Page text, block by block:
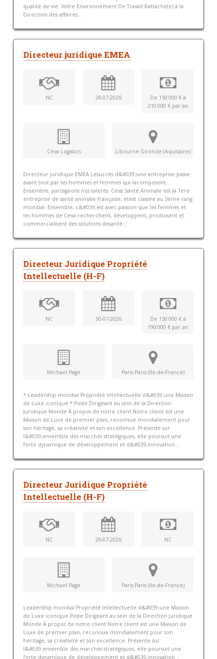
qualité de vie. Votre Environnement De Travail Rattaché(e) à la
Direction des affaires...
Directeur juridique EMEA
NC 28-07-2026
De 150 000 € à
210 000 € par an
Ceva Logistics Libourne Gironde (Aquitaine)
Directeur juridique EMEA Lesuccès d&#039;une entreprise passe
avant tout par les hommes et femmes qui lacomposent...
Ensemble, partageons nos talents. Ceva Santé Animale est la 1ère
entreprise de santé animale française, etest classée au 5ème rang
mondial. Ensemble, c&#039;est avec passion que les femmes et
les hommes de Ceva recherchent, développent, produisent et
commercialisent des solutions desanté...
Directeur Juridique Propriété
Intellectuelle (H-F)
NC 30-07-2026
De 150 000 € à
190 000 € par an
Michael Page Paris Paris (Ile-de-France)
* Leadership mondial Propriété Intellectuelle d&#039;une Maison
de Luxe iconique * Poste Dirigeant au sein de la Direction
Juridique Monde À propos de notre client Notre client est une
Maison de Luxe de premier plan, reconnue mondialement pour
son héritage, sa créativité et son excellence. Présente sur
l&#039;ensemble des marchés stratégiques, elle poursuit une
forte dynamique de développement et d&#039;innovation...
Directeur Juridique Propriété
Intellectuelle (H-F)
NC 29-07-2026 NC
Michael Page Paris Paris (Ile-de-France)
Leadership mondial Propriété Intellectuelle d&#039;une Maison
de Luxe iconique Poste Dirigeant au sein de la Direction Juridique
Monde À propos de notre client Notre client est une Maison de
Luxe de premier plan, reconnue mondialement pour son
héritage, sa créativité et son excellence. Présente sur
l&#039;ensemble des marchés stratégiques, elle poursuit une
forte dynamique de développement et d&#039;innovation...